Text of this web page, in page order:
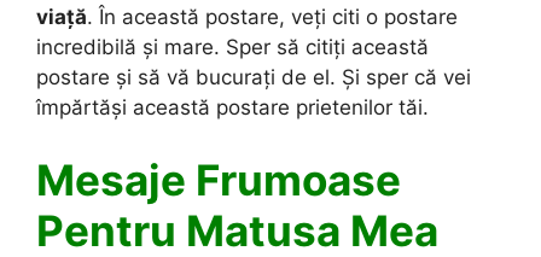
viață. În această postare, veți citi o postare
incredibilă și mare. Sper să citiți această
postare și să vă bucurați de el. Și sper că vei
împărtăși această postare prietenilor tăi.
Mesaje Frumoase
Pentru Matusa Mea